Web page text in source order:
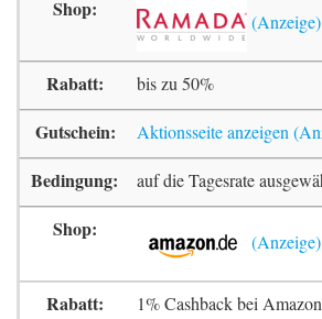
bis zu 50%
Aktionsseite anzeigen
auf die Tagesrate
1% Cashback bei